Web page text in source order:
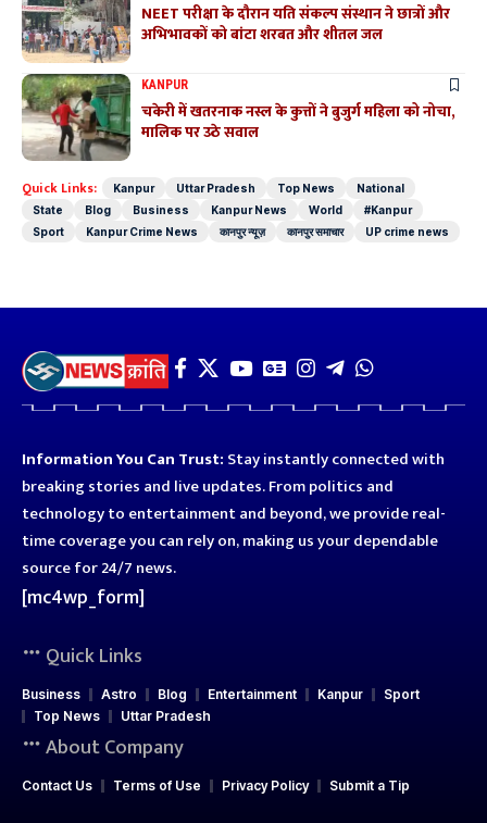
NEET परीक्षा के दौरान यति संकल्प संस्थान ने छात्रों और
अभिभावकों को बांटा शरबत और शीतल जल
KANPUR
चकेरी में खतरनाक नस्ल के कुत्तों ने बुजुर्ग महिला को नोचा,
मालिक पर उठे सवाल
Quick Links: Kanpur Uttar Pradesh Top News
National
State
Blog Business Kanpur News World
#Kanpur
Sport
Kanpur Crime News कानपुर न्यूज़ कानपुर समाचार UP crime news
Information You Can Trust: Stay instantly connected with
breaking stories and live updates. From politics and
technology to entertainment and beyond, we provide real-
time coverage you can rely on, making us your dependable
source for 24/7 news.
[mc4wp_form]
Quick Links
Business Astro Blog Entertainment Kanpur
Sport
Top News
Uttar Pradesh
About Company
Contact Us Terms of Use Privacy Policy Submit a Tip